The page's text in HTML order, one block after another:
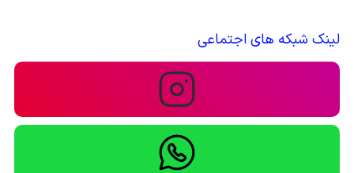
لینک شبکه های اجتماعی